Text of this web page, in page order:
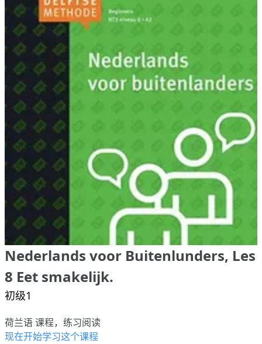
Nederlands voor Buitenlunders, Les
8 Eet smakelijk.
初级1
荷兰语 课程，练习阅读
现在开始学习这个课程